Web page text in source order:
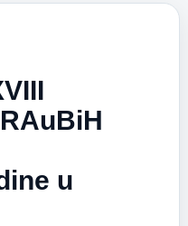
u